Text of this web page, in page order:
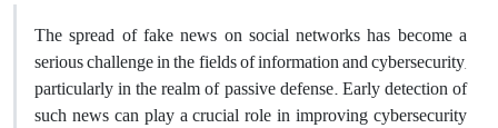
The spread of fake news on social networks has become a
serious challenge in the fields of information and cybersecurity,
particularly in the realm of passive defense. Early detection of
such news can play a crucial role in improving cybersecurity